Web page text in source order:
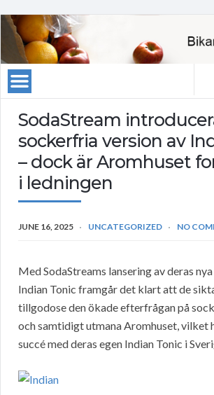
SodaStream
sockerfria version av
– dock är Aromhuset
i ledningen
JUNE 16, 2025 UNCATEGORIZED NO
Med SodaStreams lansering av deras
Indian Tonic framgår det klart att de
tillgodose den ökade efterfrågan på
och samtidigt utmana Aromhuset, vilket
succé med deras egen Indian Tonic i